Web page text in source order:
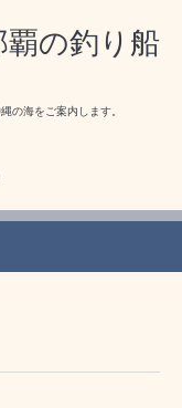
の釣り船
の海をご案内します。